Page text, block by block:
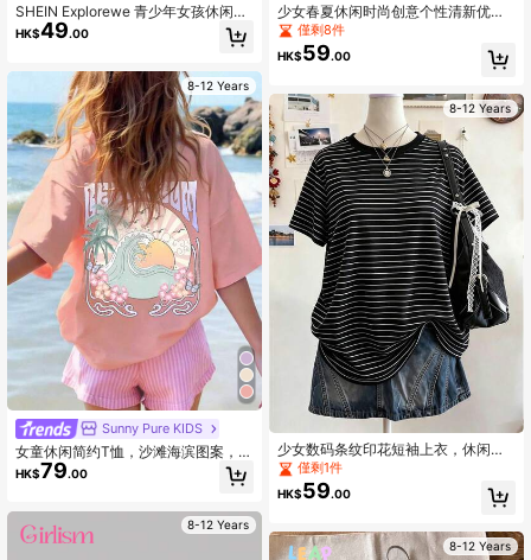
SHEIN Explorewe 青少年女孩休闲海
星图案圆领短袖T恤，适合夏季
HK$49.00
8-12 Years
Sunny Pure KIDS
女童休闲简约T恤，沙滩海滨图案，度
假休闲风，童装，女童套头衫，圆领
短袖，春夏新款短袖上衣
HK$79.00
8-12 Years
少女春夏休闲时尚创意个性清新优雅
简约爱心樱桃蝴蝶结撞色印花舒适T
恤，温暖舒适的春夏款式，适合女孩
日常休闲百搭，适合女孩居家和户外
衬衫，可爱T恤，学院风T恤，樱桃图
案T恤
僅剩8件
HK$59.00
8-12 Years
少女数码条纹印花短袖上衣，休闲舒
适，适合春夏穿着，百搭夏季单品，
适合户外活动、野餐、街头摄影、度
假、送礼，复古美式条纹日常穿着
僅剩1件
HK$59.00
8-12 Years